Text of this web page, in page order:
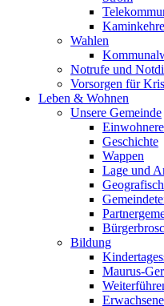
Wahlen
Notrufe und
Vorsorgen für
Leben & Wohnen
Unsere Gemeinde
Geschichte
Wappen
Lage und
Bildung
Maurus-